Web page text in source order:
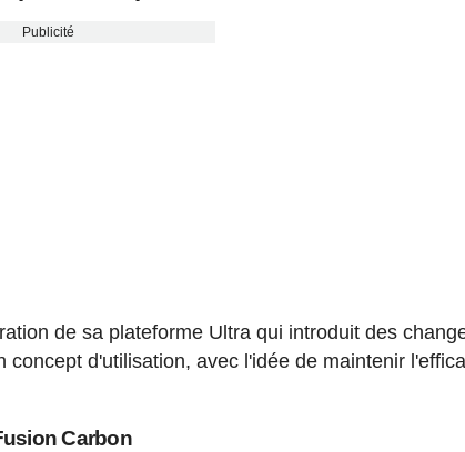
Publicité
de sa plateforme Ultra qui introduit des
d'utilisation, avec l'idée de maintenir
Carbon